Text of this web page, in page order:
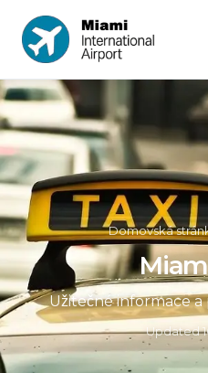
Domovská
Užitečné informace a
Updated